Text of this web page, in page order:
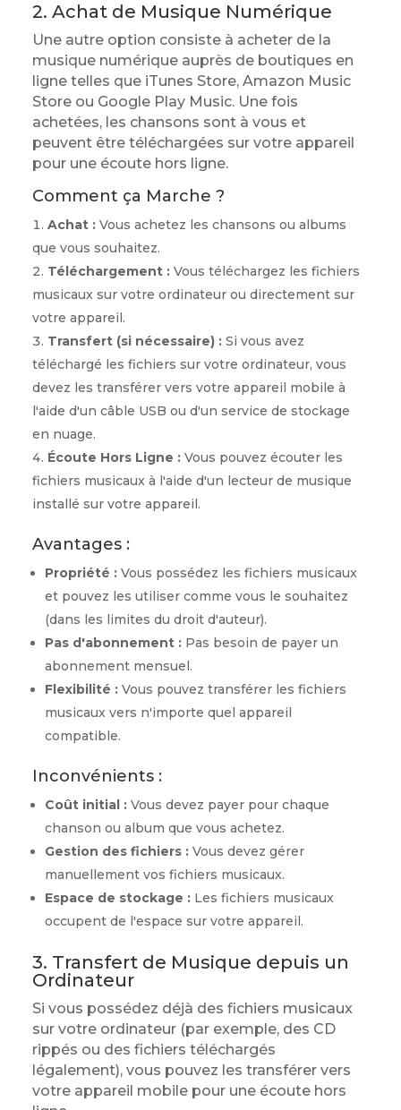
2. Achat de Musique Numérique
Une autre option consiste à acheter de la
musique numérique auprès de boutiques en
ligne telles que iTunes Store, Amazon Music
Store ou Google Play Music. Une fois
achetées, les chansons sont à vous et
peuvent être téléchargées sur votre appareil
pour une écoute hors ligne.
Comment ça Marche ?
Achat :Vous achetez les chansons ou albums
que vous souhaitez.
Téléchargement :Vous téléchargez les fichiers
musicaux sur votre ordinateur ou directement sur
votre appareil.
Transfert (si nécessaire) :Si vous avez
téléchargé les fichiers sur votre ordinateur, vous
devez les transférer vers votre appareil mobile à
l'aide d'un câble USB ou d'un service de stockage
en nuage.
Écoute Hors Ligne :Vous pouvez écouter les
fichiers musicaux à l'aide d'un lecteur de musique
installé sur votre appareil.
Avantages :
Propriété :Vous possédez les fichiers musicaux
et pouvez les utiliser comme vous le souhaitez
(dans les limites du droit d'auteur).
Pas d'abonnement :Pas besoin de payer un
abonnement mensuel.
Flexibilité :Vous pouvez transférer les fichiers
musicaux vers n'importe quel appareil
compatible.
Inconvénients :
Coût initial :Vous devez payer pour chaque
chanson ou album que vous achetez.
Gestion des fichiers :Vous devez gérer
manuellement vos fichiers musicaux.
Espace de stockage :Les fichiers musicaux
occupent de l'espace sur votre appareil.
3. Transfert de Musique depuis un
Ordinateur
Si vous possédez déjà des fichiers musicaux
sur votre ordinateur (par exemple, des CD
rippés ou des fichiers téléchargés
légalement), vous pouvez les transférer vers
votre appareil mobile pour une écoute hors